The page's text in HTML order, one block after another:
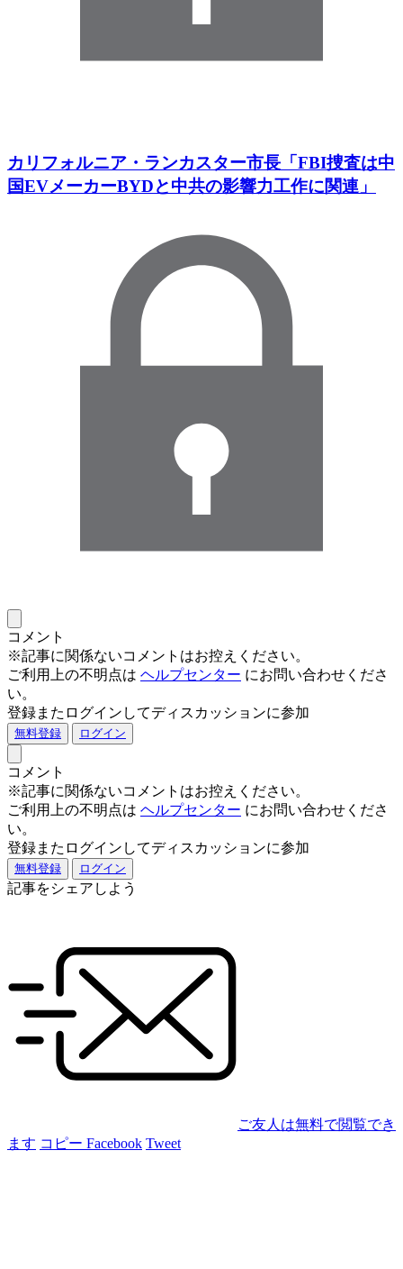
カリフォルニア・ランカスター市長「FBI捜査は中
国EVメーカーBYDと中共の影響力工作に関連」
コメント
※記事に関係ないコメントはお控えください。
ご利用上の不明点は ヘルプセンター にお問い合わせくださ
い。
登録またログインしてディスカッションに参加
無料登録 ログイン
コメント
※記事に関係ないコメントはお控えください。
ご利用上の不明点は ヘルプセンター にお問い合わせくださ
い。
登録またログインしてディスカッションに参加
無料登録 ログイン
記事をシェアしよう
ご友人は無料で閲覧でき
ます コピー Facebook Tweet